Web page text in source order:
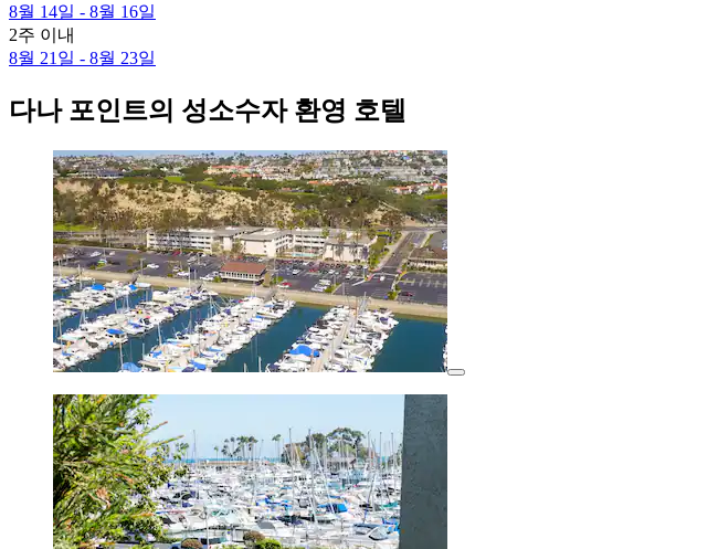
8월 14일 - 8월 16일
2주 이내
8월 21일 - 8월 23일
다나 포인트의 성소수자 환영 호텔